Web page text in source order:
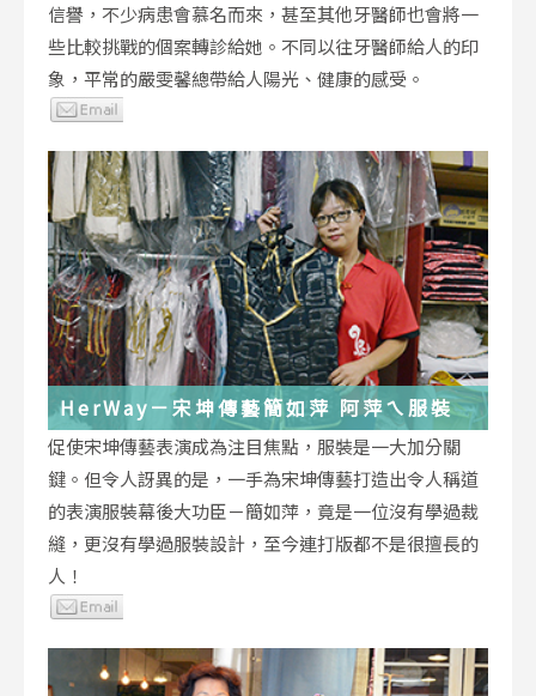
信譽，不少病患會慕名而來，甚至其他牙醫師也會將一
些比較挑戰的個案轉診給她。不同以往牙醫師給人的印
象，平常的嚴雯馨總帶給人陽光、健康的感受。
HerWay－宋坤傳藝簡如萍 阿萍ㄟ服裝
促使宋坤傳藝表演成為注目焦點，服裝是一大加分關
鍵。但令人訝異的是，一手為宋坤傳藝打造出令人稱道
的表演服裝幕後大功臣－簡如萍，竟是一位沒有學過裁
縫，更沒有學過服裝設計，至今連打版都不是很擅長的
人！